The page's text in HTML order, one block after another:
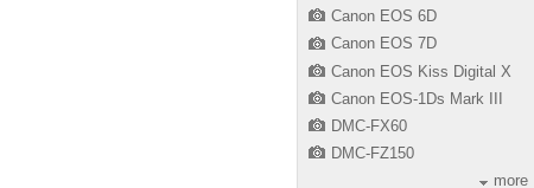
Canon EOS 6D
Canon EOS 7D
Canon EOS Kiss Digital X
Canon EOS-1Ds Mark III
DMC-FX60
DMC-FZ150
more